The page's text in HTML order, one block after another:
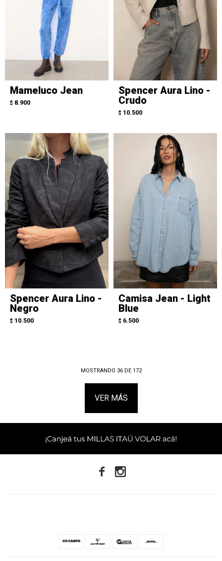
Mameluco Jean
$ 8.900
Spencer Aura Lino -
Crudo
$ 10.500
Spencer Aura Lino -
Negro
$ 10.500
Camisa Jean - Light
Blue
$ 6.500
MOSTRANDO 36DE 172
VER MÁS
 